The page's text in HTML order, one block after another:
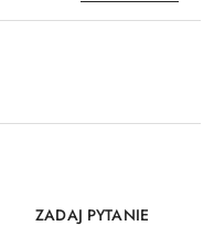
ZADAJ PYTANIE